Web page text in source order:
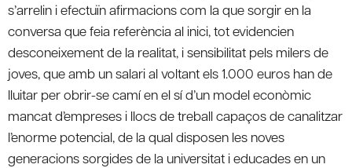
s’arrelin i efectuïn afirmacions com la que sorgir en la
conversa que feia referència al inici, tot evidencien
desconeixement de la realitat, i sensibilitat pels milers de
joves, que amb un salari al voltant els 1.000 euros han de
lluitar per obrir-se camí en el sí d’un model econòmic
mancat d’empreses i llocs de treball capaços de canalitzar
l’enorme potencial, de la qual disposen les noves
generacions sorgides de la universitat i educades en un